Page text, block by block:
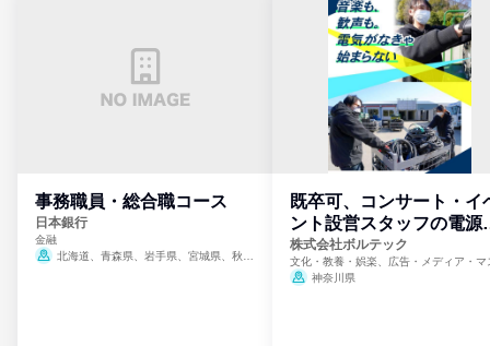
事務職員・総合職コース
日本銀行
金融
北海道、青森県、岩手県、宮城県、秋田
既卒可、コンサート・イ
ント設営スタッフの電源
門
株式会社ボルテック
文化・教養・娯楽、広告・メディア・マ
ミ、電力・ガス・水道・エネルギー
神奈川県